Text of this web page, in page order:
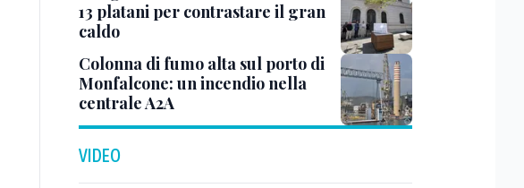
13 platani per contrastare il gran
caldo
Colonna di fumo alta sul porto di
Monfalcone: un incendio nella
centrale A2A
VIDEO